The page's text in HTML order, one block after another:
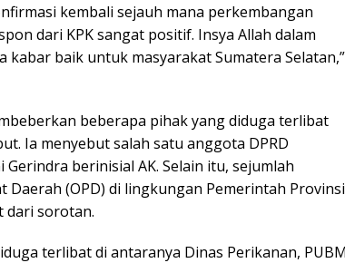
kembali sejauh mana perkembangan
dari KPK sangat positif. Insya Allah dalam
kabar baik untuk masyarakat Sumatera Selatan,”
beberapa pihak yang diduga terlibat
Ia menyebut salah satu anggota DPRD
Gerindra berinisial AK. Selain itu, sejumlah
Daerah (OPD) di lingkungan Pemerintah Provinsi
dari sorotan.
terlibat di antaranya Dinas Perikanan,